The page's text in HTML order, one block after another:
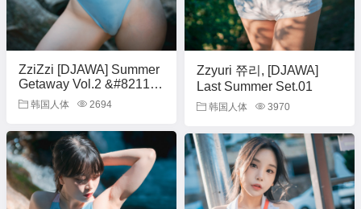
ZziZzi [DJAWA] Summer
Getaway Vol.2 &#8211;
Set.02
韩国人体 2694
Zzyuri 쮸리, [DJAWA]
Last Summer Set.01
韩国人体 3970